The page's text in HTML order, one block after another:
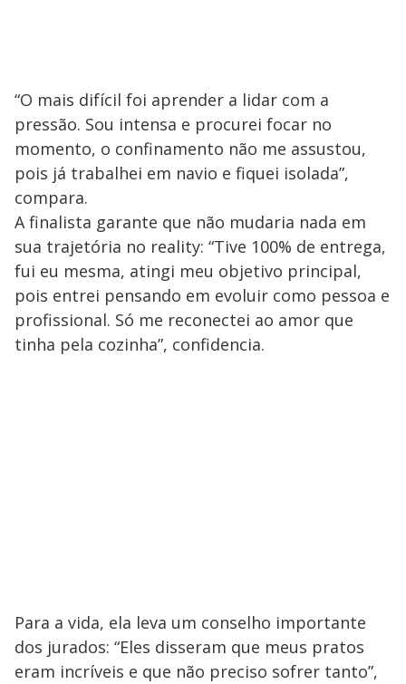
“O mais difícil foi aprender a lidar com a
pressão. Sou intensa e procurei focar no
momento, o confinamento não me assustou,
pois já trabalhei em navio e fiquei isolada”,
compara.
A finalista garante que não mudaria nada em
sua trajetória no reality: “Tive 100% de entrega,
fui eu mesma, atingi meu objetivo principal,
pois entrei pensando em evoluir como pessoa e
profissional. Só me reconectei ao amor que
tinha pela cozinha”, confidencia.
Para a vida, ela leva um conselho importante
dos jurados: “Eles disseram que meus pratos
eram incríveis e que não preciso sofrer tanto”,